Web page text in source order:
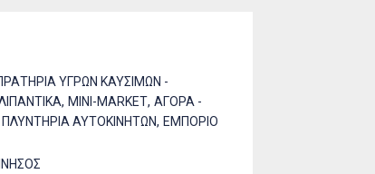
ΥΓΡΩΝ ΚΑΥΣΙΜΩΝ -
, MINI-MARKET, ΑΓΟΡΑ -
ΠΛΥΝΤΗΡΙΑ ΑΥΤΟΚΙΝΗΤΩΝ, ΕΜΠΟΡΙΟ